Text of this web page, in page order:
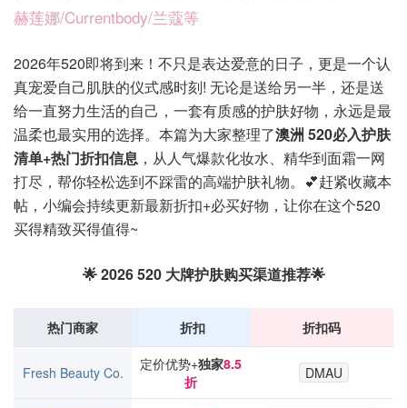
赫莲娜/Currentbody/兰蔻等
2026年520即将到来！不只是表达爱意的日子，更是一个认
真宠爱自己肌肤的仪式感时刻! 无论是送给另一半，还是送
给一直努力生活的自己，一套有质感的护肤好物，永远是最
温柔也最实用的选择。本篇为大家整理了澳洲 520必入护肤
清单+热门折扣信息 ，从人气爆款化妆水、精华到面霜一网
打尽，帮你轻松选到不踩雷的高端护肤礼物。💕赶紧收藏本
帖，小编会持续更新最新折扣+必买好物，让你在这个520
买得精致买得值得~
🌟 2026 520 大牌护肤购买渠道推荐🌟
热门商家 折扣 折扣码
Fresh Beauty Co. 定价优势+独家8.5
折
DMAU